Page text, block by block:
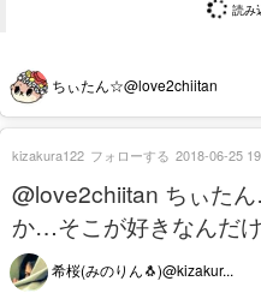
読み
ちぃたん☆@love2chiitan
@love2chiitan ちぃた
か…そこが好きなんだ
希桜(みのりん🐧)@kizakur...
kizakura122 フォローする 2018-06-25